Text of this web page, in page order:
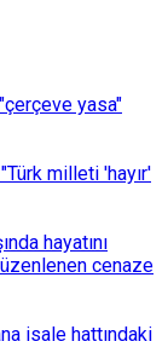
yasa"
milleti 'hayır'
hayatını
cenaze
isale hattındaki